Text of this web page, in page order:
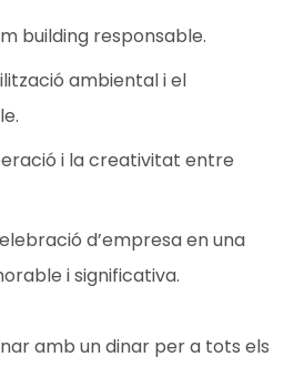
building responsable.
ambiental i el
i la creativitat entre
d’empresa en una
i significativa.
amb un dinar per a tots els